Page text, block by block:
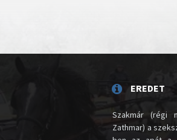
EREDET
Szakmár (régi
Zathmar) a